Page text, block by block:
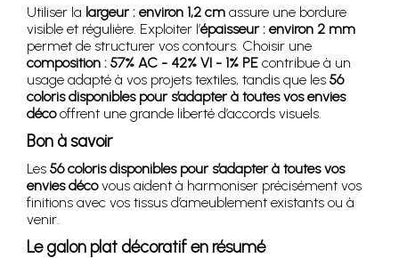
Utiliser la largeur : environ 1,2 cm assure une bordure
visible et régulière. Exploiter l’épaisseur : environ 2 mm
permet de structurer vos contours. Choisir une
composition : 57% AC - 42% VI - 1% PE contribue à un
usage adapté à vos projets textiles, tandis que les 56
coloris disponibles pour s’adapter à toutes vos envies
décooffrent une grande liberté d’accords visuels.
Bon à savoir
Les 56 coloris disponibles pour s’adapter à toutes vos
envies décovous aident à harmoniser précisément vos
finitions avec vos tissus d’ameublement existants ou à
venir.
Le galon plat décoratif en résumé